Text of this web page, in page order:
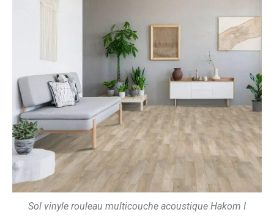
Sol vinyle rouleau multicouche acoustique Hakom I